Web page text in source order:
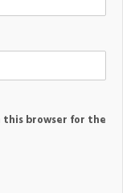
this browser for the